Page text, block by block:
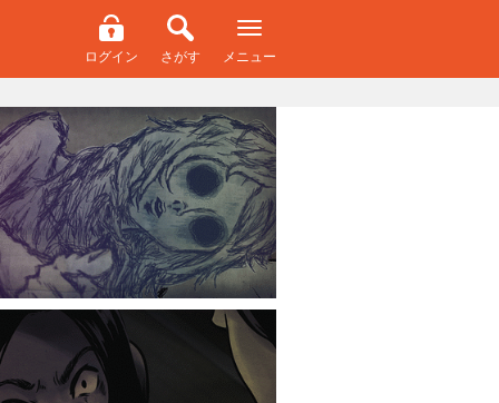
ログイン さがす メニュー